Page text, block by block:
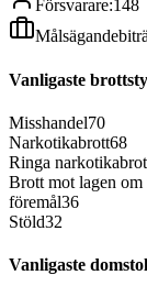
Försvarare:148
Vanligaste
Misshandel70
Narkotikabrott68
Ringa
Brott mot lagen
föremål36
Stöld32
Vanligaste